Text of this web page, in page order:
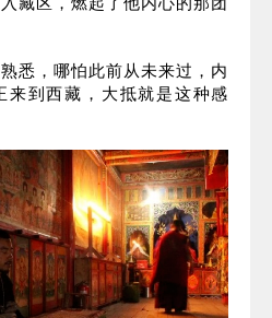
人，但本地人会觉得我就是本
，17岁前一直生活在老家。
生，自己并没有什么太深刻
藏区，燃起了他内心的那团